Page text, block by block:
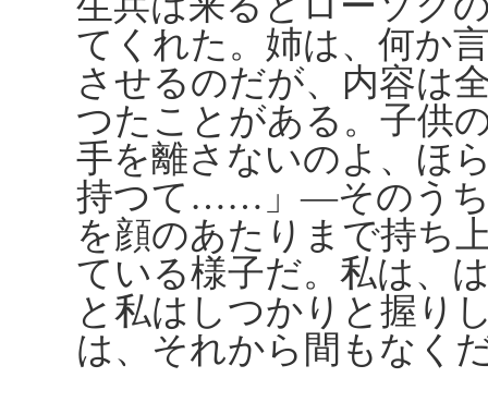
てくれた。姉は、何か
させるのだが、内容は
つたことがある。子供
手を離さないのよ、ほ
持つて……」―そのうち
を顔のあたりまで持ち
ている様子だ。私は、
と私はしつかりと握り
は、それから間もなく